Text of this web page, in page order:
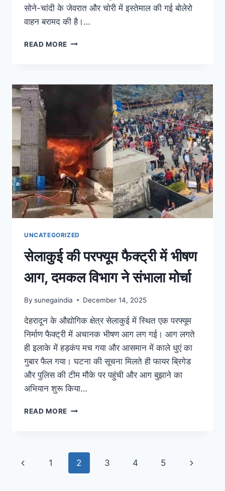
सोने-चांदी के जेवरात और चोरी में इस्तेमाल की गई बोलेरो
वाहन बरामद की है।…
READ MORE
UNCATEGORIZED
सेलाकुई की परफ्यूम फैक्ट्री में भीषण
आग, दमकल विभाग ने संभाला मोर्चा
By sunegaindia December 14, 2025
देहरादून के औद्योगिक क्षेत्र सेलाकुई में स्थित एक परफ्यूम
निर्माण फैक्ट्री में अचानक भीषण आग लग गई। आग लगते
ही इलाके में हड़कंप मच गया और आसमान में काले धुएं का
गुबार फैल गया। घटना की सूचना मिलते ही फायर ब्रिगेड
और पुलिस की टीम मौके पर पहुंची और आग बुझाने का
अभियान शुरू किया…
READ MORE
1 2 3 4 5